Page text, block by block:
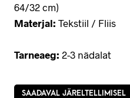
64/32 cm)
Materjal: Tekstiil / Fliis
Tarneaeg: 2-3 nädalat
SAADAVAL JÄRELTELLIMISEL